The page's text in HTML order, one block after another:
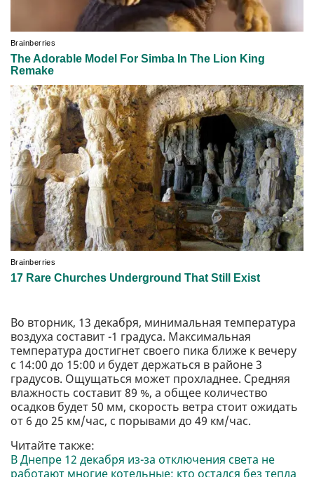
Во вторник, 13 декабря, минимальная температура
воздуха составит -1 градуса. Максимальная
температура достигнет своего пика ближе к вечеру
с 14:00 до 15:00 и будет держаться в районе 3
градусов. Ощущаться может прохладнее. Средняя
влажность составит 89 %, а общее количество
осадков будет 50 мм, скорость ветра стоит ожидать
от 6 до 25 км/час, с порывами до 49 км/час.
Читайте также:
В Днепре 12 декабря из-за отключения света не
работают многие котельные: кто остался без тепла